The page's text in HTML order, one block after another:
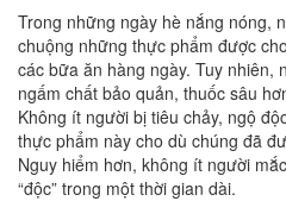
Trong những ngày hè nắng nóng,
chuộng những thực phẩm được
các bữa ăn hàng ngày. Tuy nhiên,
ngấm chất bảo quản, thuốc sâu
Không ít người bị tiêu chảy, ngộ
thực phẩm này cho dù chúng đã
Nguy hiểm hơn, không ít người
“độc” trong một thời gian dài.